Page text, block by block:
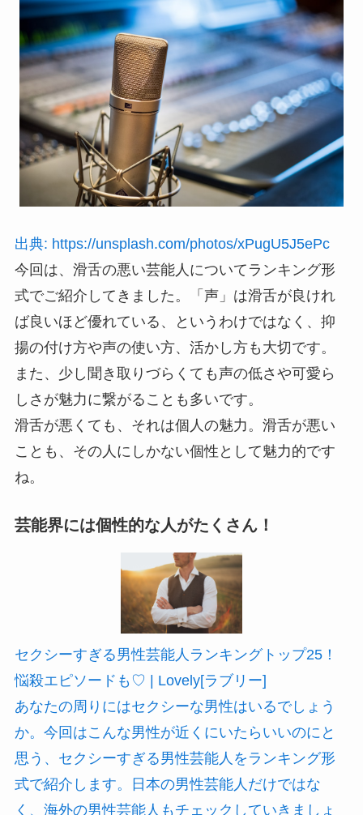
出典: https://unsplash.com/photos/xPugU5J5ePc
今回は、滑舌の悪い芸能人についてランキング形
式でご紹介してきました。「声」は滑舌が良けれ
ば良いほど優れている、というわけではなく、抑
揚の付け方や声の使い方、活かし方も大切です。
また、少し聞き取りづらくても声の低さや可愛ら
しさが魅力に繋がることも多いです。
滑舌が悪くても、それは個人の魅力。滑舌が悪い
ことも、その人にしかない個性として魅力的です
ね。
芸能界には個性的な人がたくさん！
セクシーすぎる男性芸能人ランキングトップ25！
悩殺エピソードも♡ | Lovely[ラブリー]
あなたの周りにはセクシーな男性はいるでしょう
か。今回はこんな男性が近くにいたらいいのにと
思う、セクシーすぎる男性芸能人をランキング形
式で紹介します。日本の男性芸能人だけではな
く、海外の男性芸能人もチェックしていきましょ